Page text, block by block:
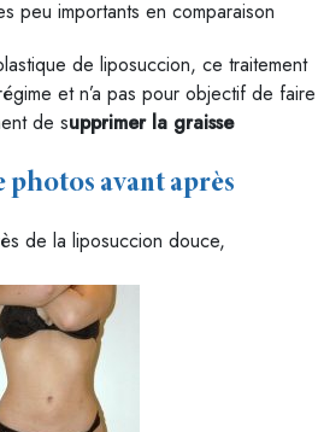
peu importants en comparaison
de liposuccion, ce traitement
et n’a pas pour objectif de faire
de supprimer la graisse
avant après
de la liposuccion douce,